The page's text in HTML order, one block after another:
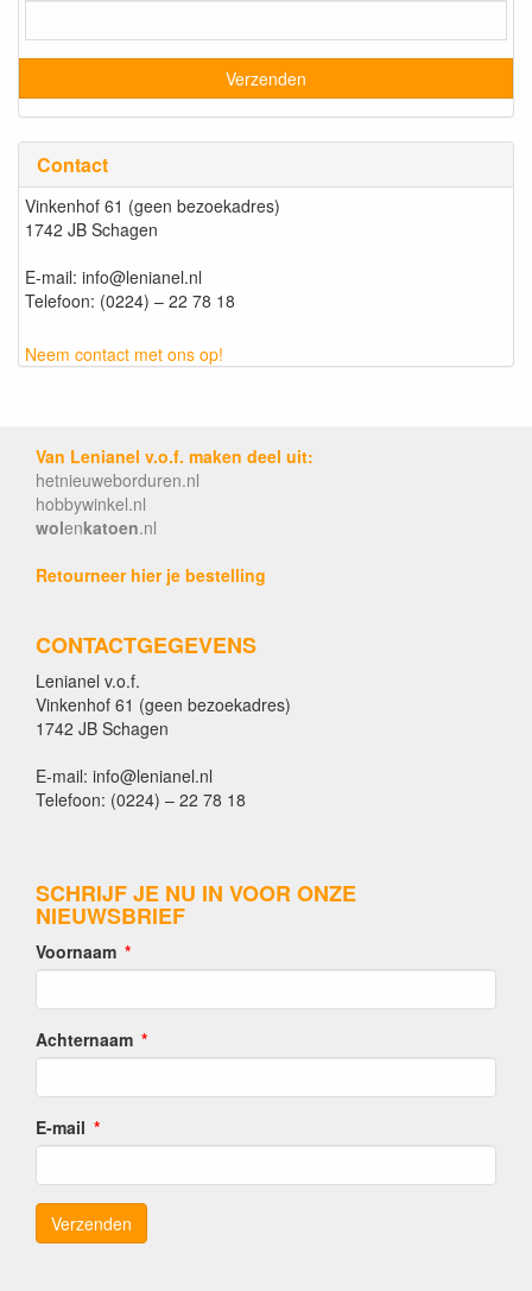
Contact
Vinkenhof 61 (geen bezoekadres)
1742 JB Schagen
E-mail: info@lenianel.nl
Telefoon: (0224) – 22 78 18
Neem contact met ons op!
Van Lenianel v.o.f. maken deel uit:
hetnieuweborduren.nl
hobbywinkel.nl
wolenkatoen.nl
Retourneer hier je bestelling
CONTACTGEGEVENS
Lenianel v.o.f.
Vinkenhof 61 (geen bezoekadres)
1742 JB Schagen
E-mail: info@lenianel.nl
Telefoon: (0224) – 22 78 18
SCHRIJF JE NU IN VOOR ONZE
NIEUWSBRIEF
Voornaam
Achternaam
E-mail